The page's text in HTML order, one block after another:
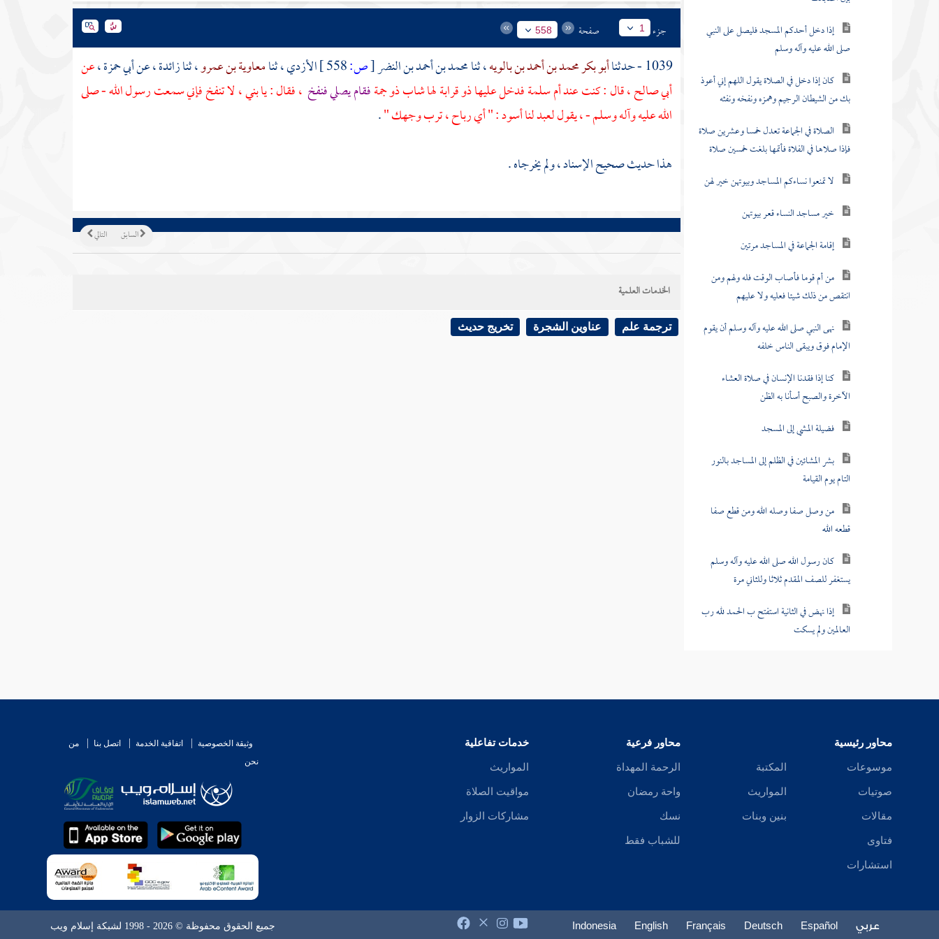
إذا دخل أحدكم المسجد فليصل على النبي
صلى الله عليه وآله وسلم
كان إذا دخل في الصلاة يقول اللهم إني أعوذ
بك من الشيطان الرجيم وهمزه ونفخه ونفثه
الصلاة في الجماعة تعدل خمسا وعشرين صلاة
فإذا صلاها في الفلاة فأتمها بلغت خمسين صلاة
لا تمنعوا نساءكم المساجد وبيوتهن خير لهن
خير مساجد النساء قعر بيوتهن
إقامة الجماعة في المساجد مرتين
من أم قوما فأصاب الوقت فله ولهم ومن
انتقص من ذلك شيئا فعليه ولا عليهم
نهى النبي صلى الله عليه وآله وسلم أن يقوم
الإمام فوق ويبقى الناس خلفه
كنا إذا فقدنا الإنسان في صلاة العشاء
الآخرة والصبح أسأنا به الظن
فضيلة المشي إلى المسجد
بشر المشائين في الظلم إلى المساجد بالنور
التام يوم القيامة
من وصل صفا وصله الله ومن قطع صفا
قطعه الله
كان رسول الله صلى الله عليه وآله وسلم
يستغفر للصف المقدم ثلاثا وللثاني مرة
إذا نهض في الثانية استفتح ب الحمد لله رب
العالمين ولم يسكت
من حسن الصلاة إقامة الصف
اليمنى وإذا خرجت أن تبدأ برجلك اليسرى
ليليني منكم أولو الأحلام والنهى
وجهي للذي خلقه فشق سمعه وبصره بحوله
وقوته
جزء 1 صفحة 558
1039 - حدثنا أبو بكر محمد بن أحمد بن بالويه، ثنامحمد بن أحمد بن النضر[ص: الأزدي، ثنامعاوية بن عمرو، ثنازائدة، عنأبي حمزة،عن
أبي صالح، قال : كنت عندأم سلمةفدخل عليها ذو قرابة لها شاب ذو جمةفقام يصلي فنفخ ، فقال : يا بني ، لا تنفخ فإني سمعت رسول الله - صلى
الله عليه وآله وسلم - ، يقول لعبد لنا أسود : " أي رباح ، ترب وجهك ".
هذا حديث صحيح الإسناد ، ولم يخرجاه .
التالي السابق
الخدمات العلمية
ترجمة علم عناوين الشجرة تخريج حديث
محاور رئيسية
موسوعات
صوتيات
مقالات
فتاوى
استشارات
المكتبة
المواريث
بنين وبنات
محاور فرعية
الرحمة المهداة
واحة رمضان
نسك
للشباب فقط
خدمات تفاعلية
المواريث
مواقيت الصلاة
مشاركات الزوار
وثيقة الخصوصية اتفاقية الخدمة اتصل بنا
من
نحن
عربي Español
Deutsch
Français
English
Indonesia جميع الحقوق محفوظة © 2026 - 1998 لشبكة إسلام ويب